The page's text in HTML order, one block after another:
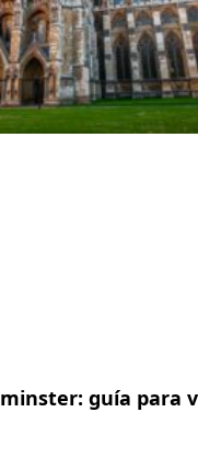
guía para